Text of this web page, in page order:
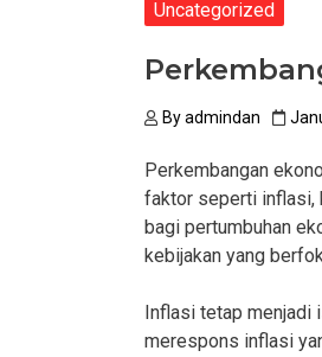
Uncategorized
Byadmindan
Perkembangan
faktor seperti inflasi,
bagi pertumbuhan
kebijakan yang
Inflasi tetap menjadi
merespons inflasi